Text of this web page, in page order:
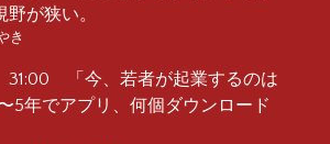
が狭い。
き
「今、若者が起業するのは
5年でアプリ、何個ダウンロード